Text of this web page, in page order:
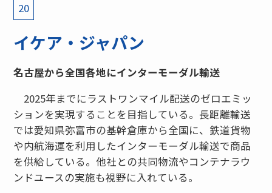
20
イケア・ジャパン
名古屋から全国各地にインターモーダル輸送
2025年までにラストワンマイル配送のゼロエミッ
ションを実現することを目指している。長距離輸送
では愛知県弥富市の基幹倉庫から全国に、鉄道貨物
や内航海運を利用したインターモーダル輸送で商品
を供給している。他社との共同物流やコンテナラウ
ンドユースの実施も視野に入れている。